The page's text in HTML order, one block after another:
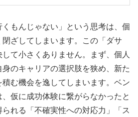
くもんじゃない」という思考は、個
ざしてしまいます。この「ダサ
て小さくありません。まず、個人
のキャリアの選択肢を狭め、新た
む機会を逸してしまいます。ベン
仮に成功体験に繋がらなかったと
れる「不確実性への対応力」「ス